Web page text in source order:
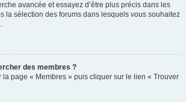
avancée et essayez d’être plus précis dans les
la sélection des forums dans lesquels vous souhaitez
des membres ?
la page « Membres » puis cliquer sur le lien « Trouver